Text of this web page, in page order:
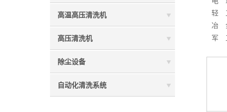
高温高压清洗机
高压清洗机
除尘设备
自动化清洗系统
轻 工
冶 金
军 工